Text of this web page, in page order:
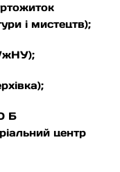
і мистецтв);
Б
центр